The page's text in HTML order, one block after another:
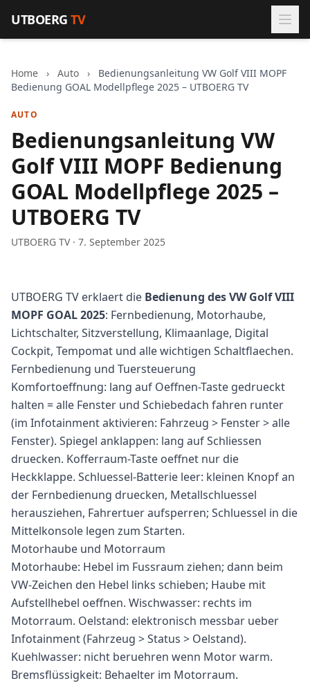
UTBOERGTV
Home › Auto ›
Bedienungsanleitung VW Golf VIII MOPF
Bedienung GOAL Modellpflege 2025 – UTBOERG TV
AUTO
Bedienungsanleitung VW
Golf VIII MOPF Bedienung
GOAL Modellpflege 2025 –
UTBOERG TV
UTBOERG TV · 7. September 2025
UTBOERG TV erklaert die Bedienung des VW Golf VIII
MOPF GOAL 2025: Fernbedienung, Motorhaube,
Lichtschalter, Sitzverstellung, Klimaanlage, Digital
Cockpit, Tempomat und alle wichtigen Schaltflaechen.
Fernbedienung und Tuersteuerung
Komfortoeffnung: lang auf Oeffnen-Taste gedrueckt
halten = alle Fenster und Schiebedach fahren runter
(im Infotainment aktivieren: Fahrzeug > Fenster > alle
Fenster). Spiegel anklappen: lang auf Schliessen
druecken. Kofferraum-Taste oeffnet nur die
Heckklappe. Schluessel-Batterie leer: kleinen Knopf an
der Fernbedienung druecken, Metallschluessel
herausziehen, Fahrertuer aufsperren; Schluessel in die
Mittelkonsole legen zum Starten.
Motorhaube und Motorraum
Motorhaube: Hebel im Fussraum ziehen; dann beim
VW-Zeichen den Hebel links schieben; Haube mit
Aufstellhebel oeffnen. Wischwasser: rechts im
Motorraum. Oelstand: elektronisch messbar ueber
Infotainment (Fahrzeug > Status > Oelstand).
Kuehlwasser: nicht beruehren wenn Motor warm.
Bremsflüssigkeit: Behaelter im Motorraum.